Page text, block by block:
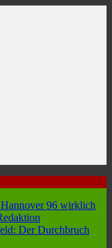
96 wirklich
Der Durchbruch